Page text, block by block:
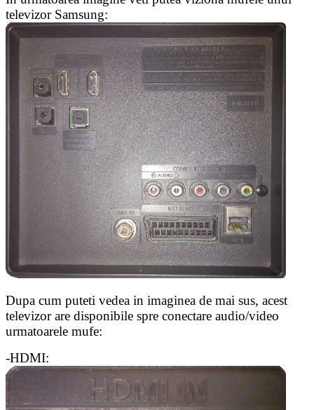
televizor Samsung:
Dupa cum puteti vedea in imaginea de mai sus, acest
televizor are disponibile spre conectare audio/video
urmatoarele mufe:
-HDMI: